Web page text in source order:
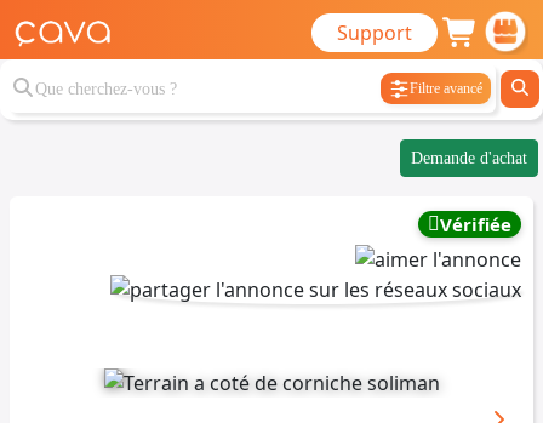
Support
Filtre avancé
Demande d'achat
Vérifiée